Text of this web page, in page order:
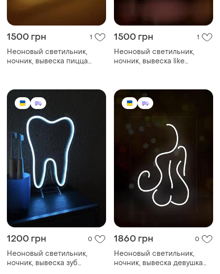
1500 грн 1
Неоновый светильник,
ночник, вывеска пицца
1500 грн 1
Неоновый светильник,
ночник, вывеска like
1200 грн 0
Неоновый светильник,
ночник, вывеска зуб
1860 грн 0
Неоновый светильник,
ночник, вывеска девушка